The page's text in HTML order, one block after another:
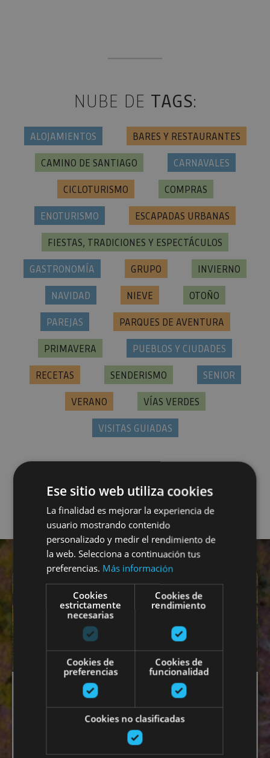
NUBE DE TAGS:
ALOJAMIENTOS BARES Y RESTAURANTES
CAMINO DE SANTIAGO CARNAVALES
CICLOTURISMO COMPRAS
ENOTURISMO ESCAPADAS URBANAS
FIESTAS, TRADICIONES Y ESPECTÁCULOS
GASTRONOMÍA GRUPO INVIERNO
NAVIDAD NIEVE OTOÑO
PAREJAS PARQUES DE AVENTURA
PRIMAVERA PUEBLOS Y CIUDADES
RECETAS SENDERISMO SENIOR
VERANO VÍAS VERDES
VISITAS GUIADAS
Suscríbete a la
newsletter y
Ese sitio web utiliza cookies
La finalidad es mejorar la experiencia de
usuario mostrando contenido
personalizado y medir el rendimiento de
la web. Selecciona a continuación tus
preferencias. Más información
Cookies
estrictamente
necesarias
Cookies de
rendimiento
Cookies de
preferencias
Cookies de
funcionalidad
Cookies no clasificadas